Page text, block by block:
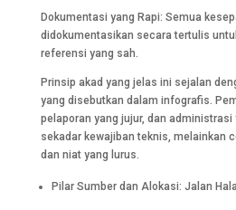
Dokumentasi yang Rapi: Semua
didokumentasikan secara tertulis
referensi yang sah.
Prinsip akad yang jelas ini sejalan
yang disebutkan dalam infografis.
pelaporan yang jujur, dan administrasi
sekadar kewajiban teknis, melainkan
dan niat yang lurus.
Pilar Sumber dan Alokasi: Jalan